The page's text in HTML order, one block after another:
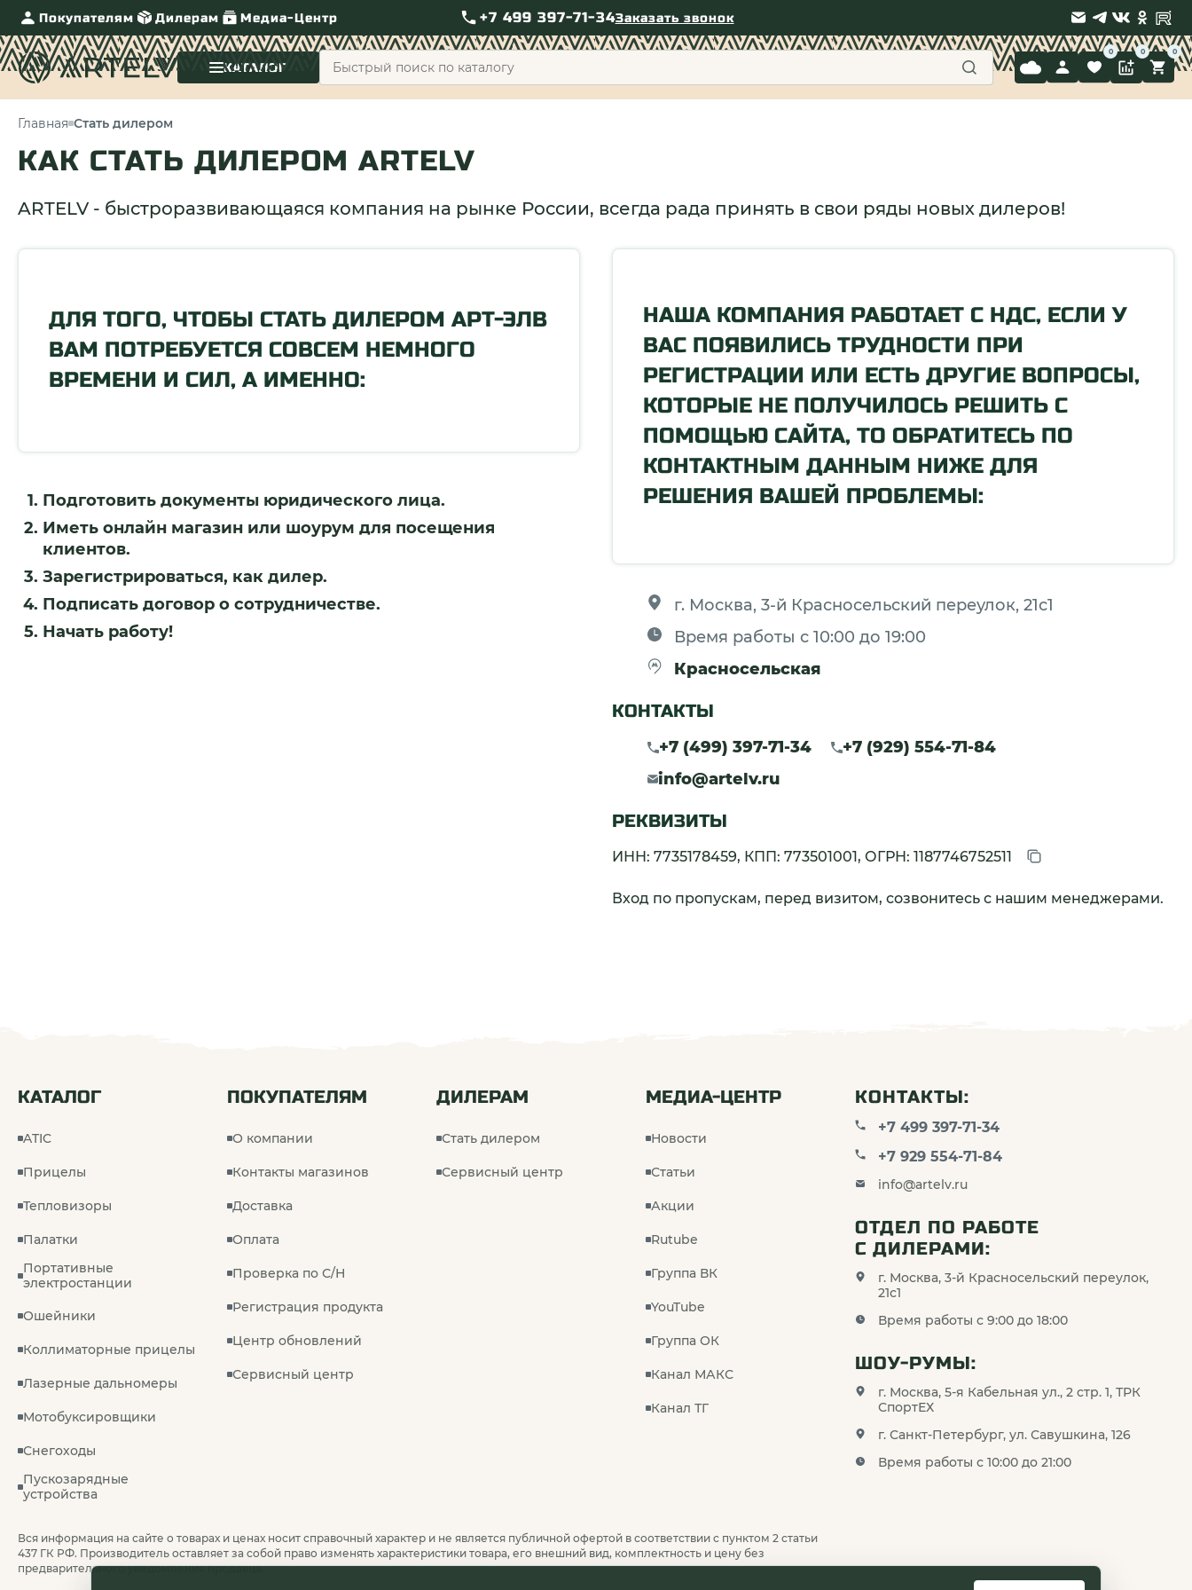
Покупателям Дилерам Медиа-Центр +7 499 397-71-34Заказать звонок
КАТАЛОГ
Главная Стать дилером
КАК СТАТЬ ДИЛЕРОМ ARTELV
ARTELV - быстроразвивающаяся компания на рынке России, всегда рада принять в свои ряды новых дилеров!
ДЛЯ ТОГО, ЧТОБЫ СТАТЬ ДИЛЕРОМ АРТ-ЭЛВ
ВАМ ПОТРЕБУЕТСЯ СОВСЕМ НЕМНОГО
ВРЕМЕНИ И СИЛ, А ИМЕННО:
Подготовить документы юридического лица.
Иметь онлайн магазин или шоурум для посещения
клиентов.
Зарегистрироваться, как дилер.
Подписать договор о сотрудничестве.
Начать работу!
НАША КОМПАНИЯ РАБОТАЕТ С НДС, ЕСЛИ У
ВАС ПОЯВИЛИСЬ ТРУДНОСТИ ПРИ
РЕГИСТРАЦИИ ИЛИ ЕСТЬ ДРУГИЕ ВОПРОСЫ,
КОТОРЫЕ НЕ ПОЛУЧИЛОСЬ РЕШИТЬ С
ПОМОЩЬЮ САЙТА, ТО ОБРАТИТЕСЬ ПО
КОНТАКТНЫМ ДАННЫМ НИЖЕ ДЛЯ
РЕШЕНИЯ ВАШЕЙ ПРОБЛЕМЫ:
г. Москва, 3-й Красносельский переулок, 21с1
Время работы с 10:00 до 19:00
Красносельская
КОНТАКТЫ
+7 (499) 397-71-34
+7 (929) 554-71-84
info@artelv.ru
РЕКВИЗИТЫ
ИНН: 7735178459, КПП: 773501001, ОГРН: 1187746752511
Вход по пропускам, перед визитом, созвонитесь с нашим менеджерами.
КАТАЛОГ
ATIC
Прицелы
Тепловизоры
Палатки
Портативные
электростанции
Ошейники
Коллиматорные прицелы
Лазерные дальномеры
Мотобуксировщики
Снегоходы
Пускозарядные
устройства
ПОКУПАТЕЛЯМ
О компании
Контакты магазинов
Доставка
Оплата
Проверка по С/Н
Регистрация продукта
Центр обновлений
Сервисный центр
ДИЛЕРАМ
Стать дилером
Сервисный центр
МЕДИА-ЦЕНТР
Новости
Статьи
Акции
Rutube
Группа ВК
YouTube
Группа ОК
Канал МАКС
Канал ТГ
КОНТАКТЫ:
+7 499 397-71-34
+7 929 554-71-84
info@artelv.ru
ОТДЕЛ ПО РАБОТЕ
С ДИЛЕРАМИ:
г. Москва, 3-й Красносельский переулок,
21с1
Время работы с 9:00 до 18:00
ШОУ-РУМЫ:
г. Москва, 5-я Кабельная ул., 2 стр. 1, ТРК
СпортЕХ
г. Санкт-Петербург, ул. Савушкина, 126
Время работы с 10:00 до 21:00
Вся информация на сайте о товарах и ценах носит справочный характер и не является публичной офертой в соответствии с пунктом 2 статьи
437 ГК РФ. Производитель оставляет за собой право изменять характеристики товара, его внешний вид, комплектность и цену без
предварительного уведомления продавца.